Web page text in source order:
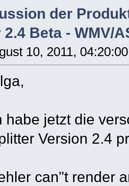
der
Beta - WMV/
10, 2011,
habe jetzt die
Version 2.4
can"t render